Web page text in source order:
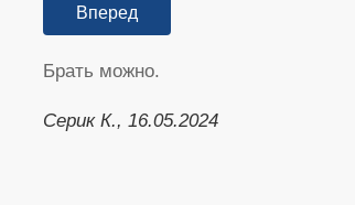
Вперед
Брать можно.
Серик К., 16.05.2024